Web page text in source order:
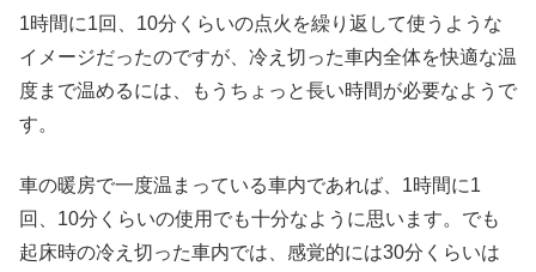
1時間に1回、10分くらいの点火を繰り返して使うような
イメージだったのですが、冷え切った車内全体を快適な温
度まで温めるには、もうちょっと長い時間が必要なようで
す。
車の暖房で一度温まっている車内であれば、1時間に1
回、10分くらいの使用でも十分なように思います。でも
起床時の冷え切った車内では、感覚的には30分くらいは